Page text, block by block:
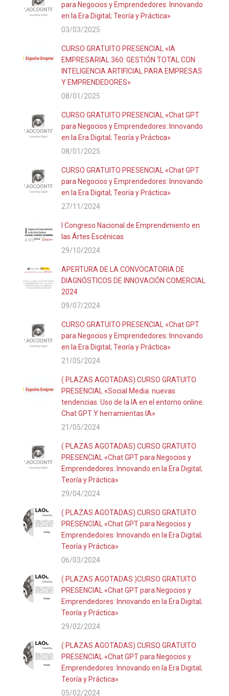
para Negocios y Emprendedores: Innovando
en la Era Digital; Teoría y Práctica»
03/03/2025
CURSO GRATUITO PRESENCIAL «IA
EMPRESARIAL 360: GESTIÓN TOTAL CON
INTELIGENCIA ARTIFICIAL PARA EMPRESAS
Y EMPRENDEDORES»
08/01/2025
CURSO GRATUITO PRESENCIAL «Chat GPT
para Negocios y Emprendedores: Innovando
en la Era Digital; Teoría y Práctica»
08/01/2025
CURSO GRATUITO PRESENCIAL «Chat GPT
para Negocios y Emprendedores: Innovando
en la Era Digital; Teoría y Práctica»
27/11/2024
I Congreso Nacional de Emprendimiento en
las Ártes Escénicas
29/10/2024
APERTURA DE LA CONVOCATORIA DE
DIAGNÓSTICOS DE INNOVACIÓN COMERCIAL
2024
09/07/2024
CURSO GRATUITO PRESENCIAL «Chat GPT
para Negocios y Emprendedores: Innovando
en la Era Digital; Teoría y Práctica»
21/05/2024
( PLAZAS AGOTADAS) CURSO GRATUITO
PRESENCIAL «Social Media: nuevas
tendencias. Uso de la IA en el entorno online:
Chat GPT Y herramientas IA»
21/05/2024
( PLAZAS AGOTADAS) CURSO GRATUITO
PRESENCIAL «Chat GPT para Negocios y
Emprendedores: Innovando en la Era Digital;
Teoría y Práctica»
29/04/2024
( PLAZAS AGOTADAS) CURSO GRATUITO
PRESENCIAL «Chat GPT para Negocios y
Emprendedores: Innovando en la Era Digital;
Teoría y Práctica»
06/03/2024
( PLAZAS AGOTADAS )CURSO GRATUITO
PRESENCIAL «Chat GPT para Negocios y
Emprendedores: Innovando en la Era Digital;
Teoría y Práctica»
29/02/2024
( PLAZAS AGOTADAS) CURSO GRATUITO
PRESENCIAL «Chat GPT para Negocios y
Emprendedores: Innovando en la Era Digital;
Teoría y Práctica»
05/02/2024